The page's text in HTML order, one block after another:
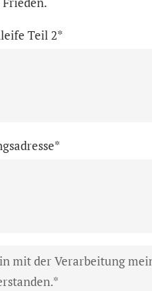
Teil 2*
mit der Verarbeitung